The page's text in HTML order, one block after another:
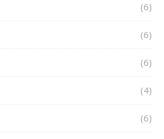
(6)
(6)
(6)
(4)
(6)